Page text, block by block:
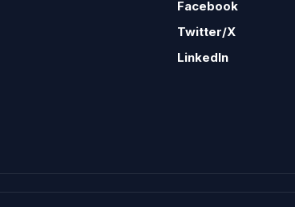
Facebook
Twitter/X
LinkedIn